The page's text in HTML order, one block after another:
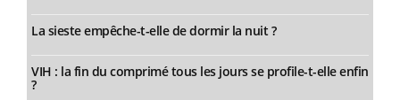
La sieste empêche-t-elle de dormir la nuit ?
VIH : la fin du comprimé tous les jours se profile-t-elle enfin
?